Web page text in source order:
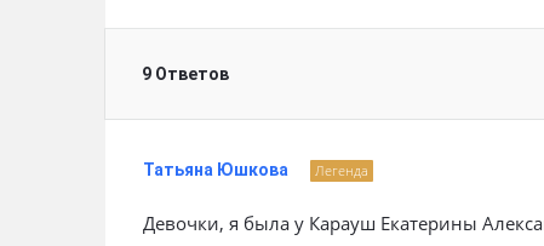
9 Ответов
Татьяна Юшкова Легенда
Девочки, я была у Карауш Екатерины